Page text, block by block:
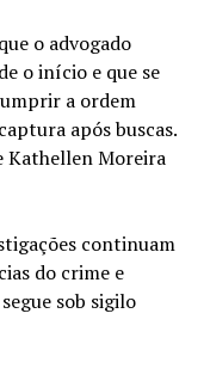
o advogado
o início e que se
a ordem
após buscas.
Kathellen Moreira
continuam
do crime e
sob sigilo